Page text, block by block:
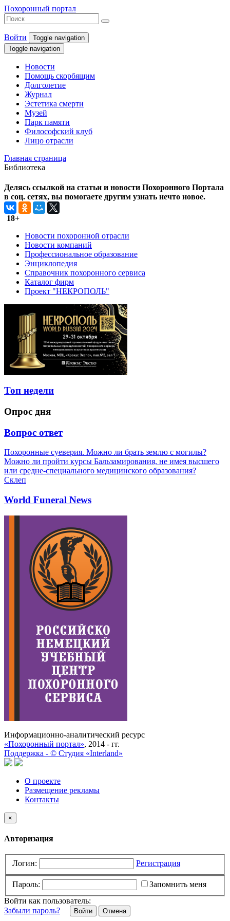
Похоронный портал
Войти
Toggle navigation
Toggle navigation
Новости
Помощь скорбящим
Долголетие
Журнал
Эстетика смерти
Музей
Парк памяти
Философский клуб
Лицо отрасли
Главная страница
Библиотека
Делясь ссылкой на статьи и новости Похоронного Портала
в соц. сетях, вы помогаете другим узнать нечто новое.
18+
Новости похоронной отрасли
Новости компаний
Профессиональное образование
Энциклопедия
Справочник похоронного сервиса
Каталог фирм
Проект "НЕКРОПОЛЬ"
Топ недели
Опрос дня
Вопрос ответ
Похоронные суеверия. Можно ли брать землю с могилы?
Можно ли пройти курсы Бальзамирования, не имея высшего
или средне-специального медицинского образования?
Склеп
World Funeral News
Информационно-аналитический ресурс
«Похоронный портал», 2014 - гг.
Поддержка - © Cтудия «Interland»
О проекте
Размещение рекламы
Контакты
×
Авторизация
Логин: Регистрация
Пароль:
Запомнить меня
Войти как пользователь:
Забыли пароль?
Отмена